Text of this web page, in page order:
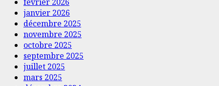
janvier 2026
décembre 2025
novembre 2025
octobre 2025
septembre 2025
juillet 2025
mars 2025